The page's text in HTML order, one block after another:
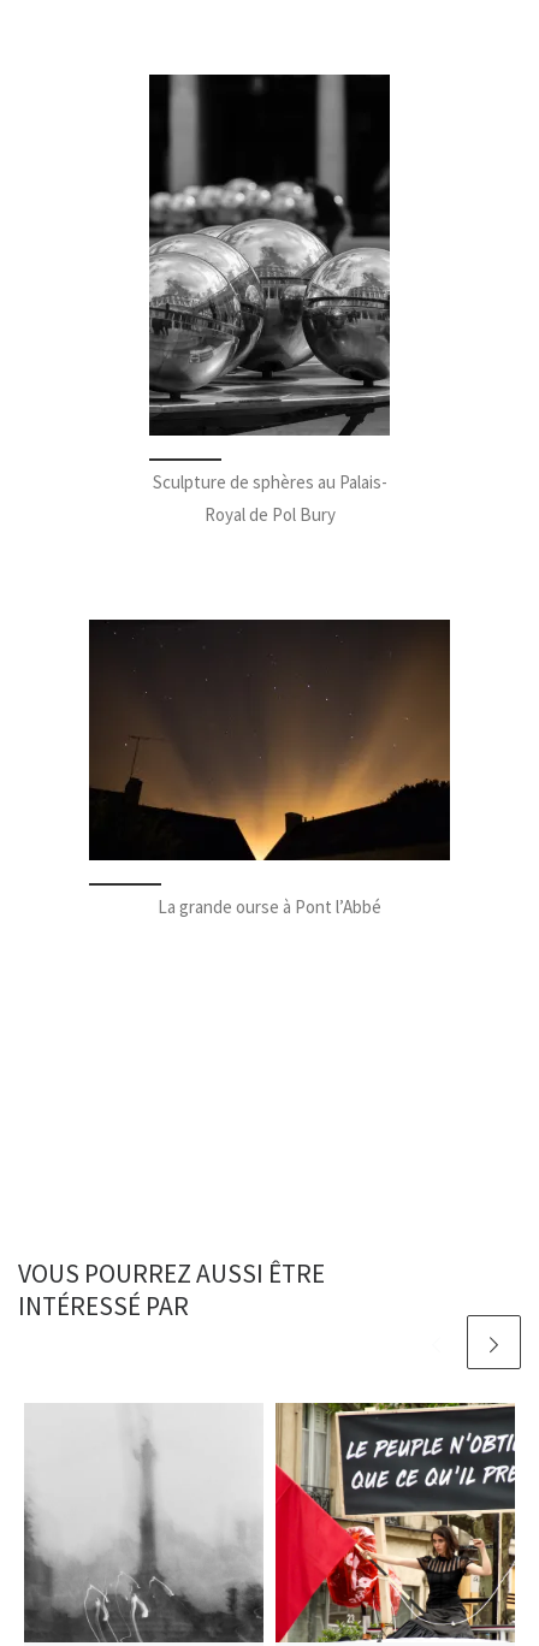
Sculpture de sphères au Palais-
Royal de Pol Bury
La grande ourse à Pont l’Abbé
VOUS POURREZ AUSSI ÊTRE
INTÉRESSÉ PAR